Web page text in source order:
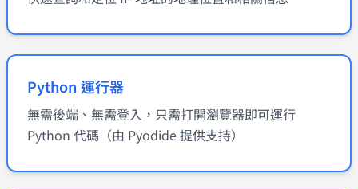
Python 運行器
無需後端、無需登入，只需打開瀏覽器即可運行
Python 代碼（由 Pyodide 提供支持）